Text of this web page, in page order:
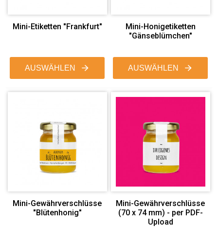
Mini-Etiketten "Frankfurt"
AUSWÄHLEN
Mini-Honigetiketten
"Gänseblümchen"
AUSWÄHLEN
Mini-Gewährverschlüsse
"Blütenhonig"
Mini-Gewährverschlüsse
(70 x 74 mm) - per PDF-
Upload